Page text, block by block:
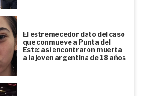
El estremecedor dato del caso
que conmueve a Punta del
Este: así encontraron muerta
a la joven argentina de 18 años